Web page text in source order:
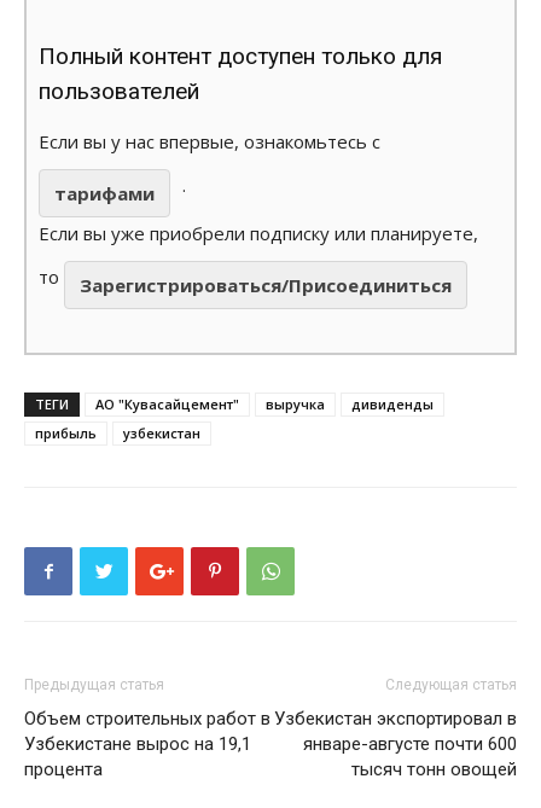
Полный контент доступен только для
пользователей
Если вы у нас впервые, ознакомьтесь с
тарифами
.
Если вы уже приобрели подписку или планируете,
то
Зарегистрироваться/Присоединиться
ТЕГИ АО "Кувасайцемент" выручка
дивиденды
прибыль
узбекистан
Предыдущая статья
Объем строительных работ в
Узбекистане вырос на 19,1
процента
Следующая статья
Узбекистан экспортировал в
январе-августе почти 600
тысяч тонн овощей